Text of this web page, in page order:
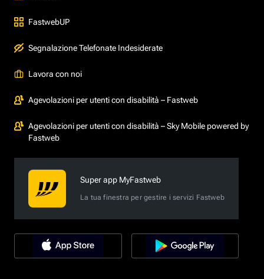
FastwebUP
Segnalazione Telefonate Indesiderate
Lavora con noi
Agevolazioni per utenti con disabilità – Fastweb
Agevolazioni per utenti con disabilità – Sky Mobile powered by
Fastweb
Super app MyFastweb
La tua finestra per gestire i servizi Fastweb